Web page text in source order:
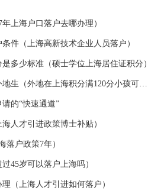
上海户口落户去哪办理）
件（上海高新技术企业人员落户）
多少标准（硕士学位上海居住证积分）
落户上海：一分绊倒多少外地生（外地在上海积分满120分小孩可以考上海大学吗）
的“快速通道”
人才引进政策博士补贴）
落户政策7年）
45岁可以落户上海吗）
（上海人才引进如何落户）